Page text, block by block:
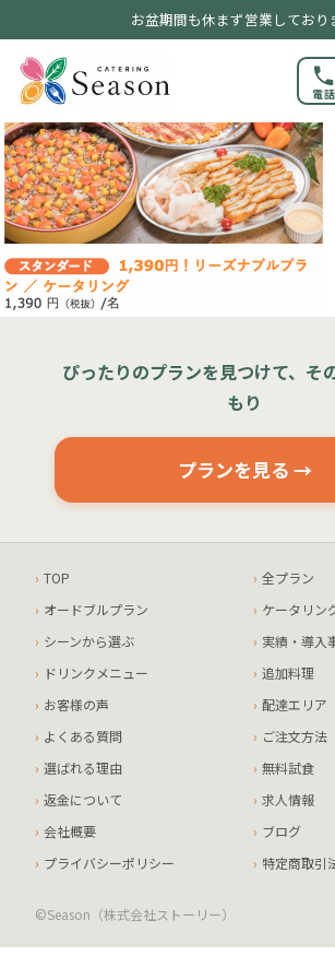
お盆期間も休まず営業しており
電話
ぴったりのプランを見つけて、そ
もり
プランを見る →
TOP
全プラン
オードブルプラン
ケータリン
シーンから選ぶ
実績・導入
ドリンクメニュー
追加料理
お客様の声
配達エリア
よくある質問
ご注文方法
選ばれる理由
無料試食
返金について
求人情報
会社概要
ブログ
プライバシーポリシー
特定商取引
©Season（株式会社ストーリー）